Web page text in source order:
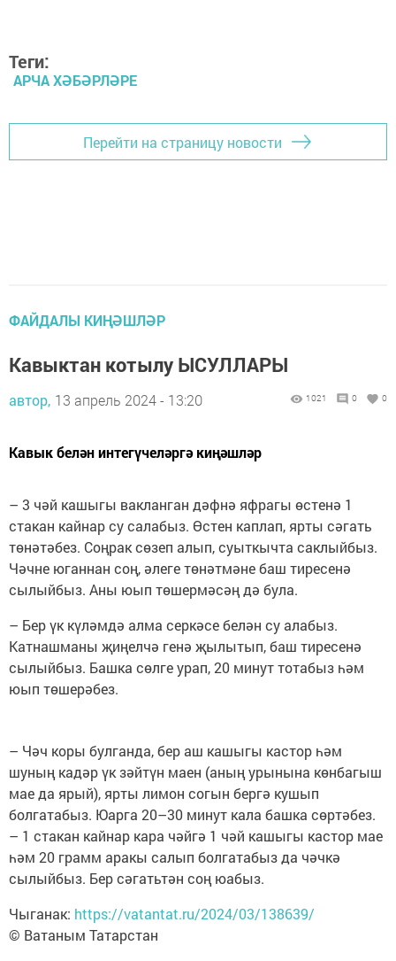
Теги:
АРЧА ХӘБӘРЛӘРЕ
Перейти на страницу новости
ФАЙДАЛЫ КИҢӘШЛӘР
Кавыктан котылу ЫСУЛЛАРЫ
автор, 13 апрель 2024 - 13:20 1021 0 0
Кавык белән интегүчеләргә киңәшләр
– 3 чәй кашыгы вакланган дәфнә яфрагы өстенә 1
стакан кайнар су салабыз. Өстен каплап, ярты сәгать
төнәтәбез. Соңрак сөзеп алып, суыткычта саклыйбыз.
Чәчне юганнан соң, әлеге төнәтмәне баш тиресенә
сылыйбыз. Аны юып төшермәсәң дә була.
– Бер үк күләмдә алма серкәсе белән су алабыз.
Катнашманы җиңелчә генә җылытып, баш тиресенә
сылыйбыз. Башка сөлге урап, 20 минут тотабыз һәм
юып төшерәбез.
– Чәч коры булганда, бер аш кашыгы кастор һәм
шуның кадәр үк зәйтүн маен (аның урынына көнбагыш
мае да ярый), ярты лимон согын бергә кушып
болгатабыз. Юарга 20–30 минут кала башка сөртәбез.
– 1 стакан кайнар кара чәйгә 1 чәй кашыгы кастор мае
һәм 20 грамм аракы салып болгатабыз да чәчкә
сылыйбыз. Бер сәгатьтән соң юабыз.
Чыганак: https://vatantat.ru/2024/03/138639/
© Ватаным Татарстан